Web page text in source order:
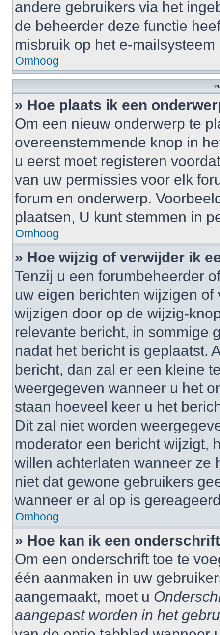
andere gebruikers via het
de beheerder deze functie
misbruik op het e-
Omhoog
» Hoe plaats ik een
Om een nieuw onderwerp te
overeenstemmende knop in
u eerst moet registeren
van uw permissies voor elk
forum en onderwerp.
plaatsen, U kunt stemmen in
Omhoog
» Hoe wijzig of verwijder ik
Tenzij u een forumbeheerder
uw eigen berichten wijzigen
wijzigen door op de wijzig-
relevante bericht, in sommige
nadat het bericht is geplaatst.
bericht, dan zal er een kleine
weergegeven wanneer u het
staan hoeveel keer u het
Dit zal niet worden
moderator een bericht wijzigt,
willen achterlaten wanneer ze
niet dat gewone gebruikers
wanneer er al op is
Omhoog
» Hoe kan ik een
Om een onderschrift toe te
één aanmaken in uw
aangemaakt, moet u
aangepast worden in het